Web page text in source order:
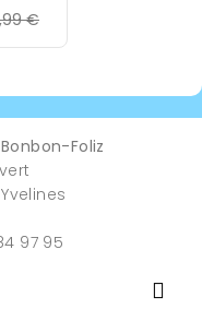
€Prix
Foliz
97 95
